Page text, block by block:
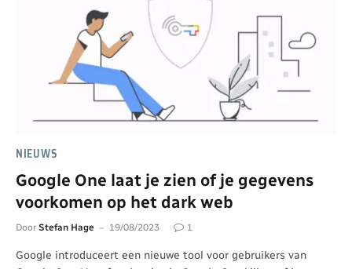
NIEUWS
Google One laat je zien of je gegevens
voorkomen op het dark web
Door Stefan Hage 19/08/2023 1
Google introduceert een nieuwe tool voor gebruikers van